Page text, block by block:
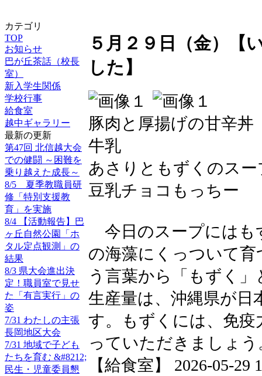
カテゴリ
TOP
お知らせ
巴が丘茶話（校長
室）
新入学生関係
学校行事
給食室
越中ギャラリー
最新の更新
第47回 北信越大会
での健闘 ～困難を
乗り越えた成長～
8/5 夏季教職員研
修「特別支援教
育」を実施
8/4 【活動報告】巴
ヶ丘自然公園「ホ
タル定点観測」の
結果
8/3 県大会進出決
定！職員室で見せ
た「有言実行」の
姿
7/31 わたしの主張
長岡地区大会
7/31 地域で子ども
たちを育む &#8212;
民生・児童委員懇
５月２９日（金）【
した】
豚肉と厚揚げの甘辛丼
牛乳
あさりともずくのスー
豆乳チョコもっちー
今日のスープにはも
の海藻にくっついて
う言葉から「もずく
生産量は、沖縄県が日
す。もずくには、免
っていただきましょう
【給食室】 2026-05-29